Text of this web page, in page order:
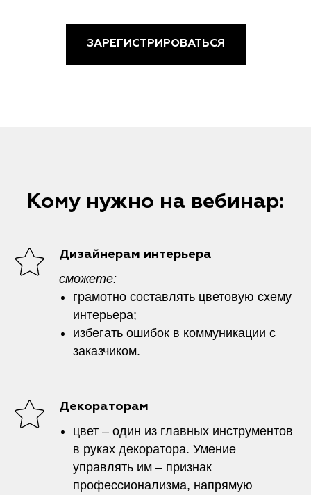
ЗАРЕГИСТРИРОВАТЬСЯ
Кому нужно на вебинар:
Дизайнерам интерьера
сможете:
грамотно составлять цветовую схему
интерьера;
избегать ошибок в коммуникации с
заказчиком.
Декораторам
цвет – один из главных инструментов
в руках декоратора. Умение
управлять им – признак
профессионализма, напрямую